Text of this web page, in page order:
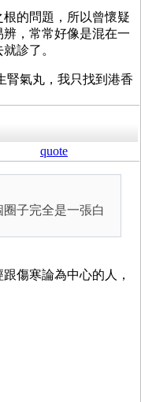
的問題，所以曾懷疑
，常常好像是混在一
診了。
腎氣丸，我只找到港香
quote
子完全是一張白
傷寒論為中心的人，